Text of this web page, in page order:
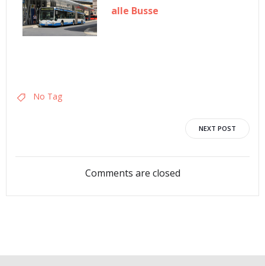
alle Busse
No Tag
navigation
NEXT POST
Comments are closed